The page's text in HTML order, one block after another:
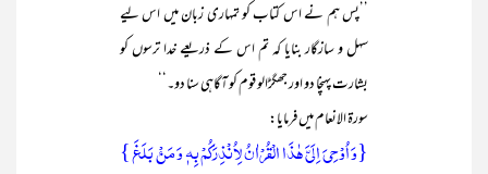
’’پس ہم نے اس کتاب کو تمہاری زبان میں اس لیے
سہل و سازگار بنایا کہ تم اس کے ذریعے خدا ترسوں کو
بشارت پہنچا دو اور جھگڑالو قوم کو آگاہی سنا دو۔‘‘
سورۃ الانعام میں فرمایا:
{وَ اُوۡحِیَ اِلَیَّ ہٰذَا الۡقُرۡاٰنُ لِاُنۡذِرَکُمۡ بِہٖ وَ مَنۡۢ بَلَغَ }